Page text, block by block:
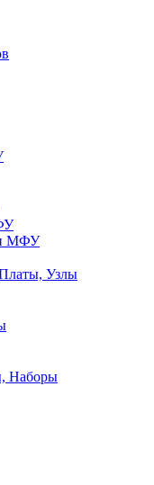
МФУ
Узлы
Наборы